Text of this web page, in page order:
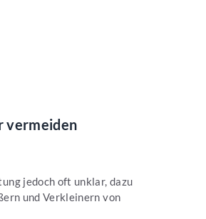
vermeiden
jedoch oft unklar, dazu
und Verkleinern von